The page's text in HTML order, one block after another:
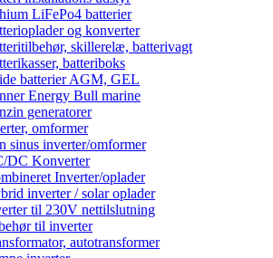
LiFePo4 batterier
og konverter
skillerelæ, batterivagt
batteriboks
batterier AGM, GEL
Energy Bull marine
generatorer
omformer
sinus inverter/omformer
DC Konverter
Inverter/oplader
inverter / solar oplader
til 230V nettilslutning
til inverter
autotransformer